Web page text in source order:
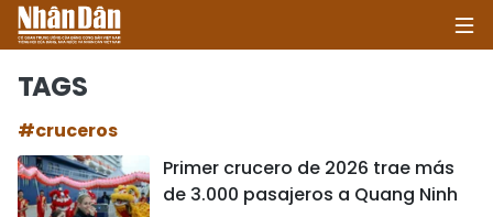
POLÍTICA
TAGS
#cruceros
Primer crucero de 2026 trae más
de 3.000 pasajeros a Quang Ninh